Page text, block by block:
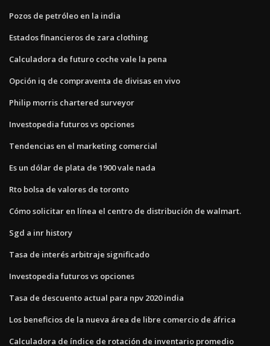
Pozos de petróleo en la india
Estados financieros de zara clothing
Calculadora de futuro coche vale la pena
Opción iq de compraventa de divisas en vivo
Philip morris chartered surveyor
Investopedia futuros vs opciones
Tendencias en el marketing comercial
Es un dólar de plata de 1900 vale nada
Rto bolsa de valores de toronto
Cómo solicitar en línea el centro de distribución de walmart.
Sgd a inr history
Tasa de interés arbitraje significado
Investopedia futuros vs opciones
Tasa de descuento actual para npv 2020 india
Los beneficios de la nueva área de libre comercio de áfrica
Calculadora de índice de rotación de inventario promedio